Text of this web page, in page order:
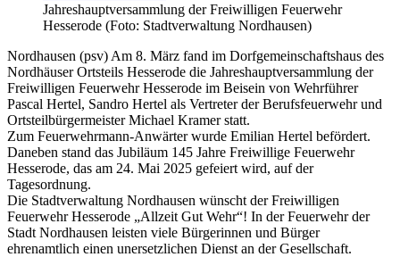
Jahreshauptversammlung der Freiwilligen Feuerwehr
Hesserode (Foto: Stadtverwaltung Nordhausen)
Nordhausen (psv) Am 8. März fand im Dorfgemeinschaftshaus des
Nordhäuser Ortsteils Hesserode die Jahreshauptversammlung der
Freiwilligen Feuerwehr Hesserode im Beisein von Wehrführer
Pascal Hertel, Sandro Hertel als Vertreter der Berufsfeuerwehr und
Ortsteilbürgermeister Michael Kramer statt.
Zum Feuerwehrmann-Anwärter wurde Emilian Hertel befördert.
Daneben stand das Jubiläum 145 Jahre Freiwillige Feuerwehr
Hesserode, das am 24. Mai 2025 gefeiert wird, auf der
Tagesordnung.
Die Stadtverwaltung Nordhausen wünscht der Freiwilligen
Feuerwehr Hesserode „Allzeit Gut Wehr“! In der Feuerwehr der
Stadt Nordhausen leisten viele Bürgerinnen und Bürger
ehrenamtlich einen unersetzlichen Dienst an der Gesellschaft.